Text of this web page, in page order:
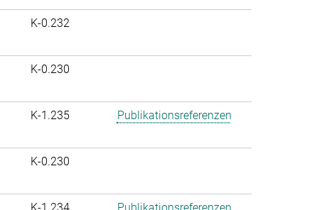
K-0.232
K-0.230
K-1.235 Publikationsreferenzen
K-0.230